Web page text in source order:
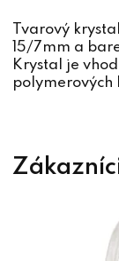
Tvarový
15/7mm a
Krystal je
polymerových